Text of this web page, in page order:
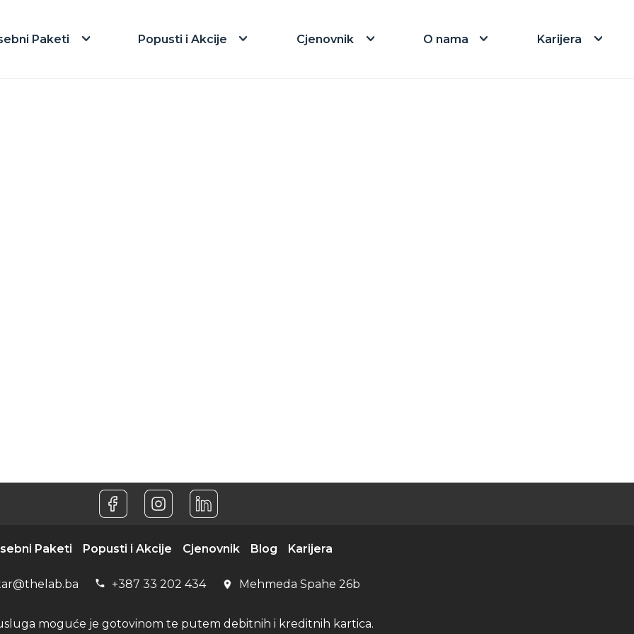
Paketi Popusti i Akcije Cjenovnik O nama Karijera
Paketi Popusti i Akcije Cjenovnik Blog Karijera
+387 33 202 434 Mehmeda Spahe 26b
moguće je gotovinom te putem debitnih i kreditnih kartica.